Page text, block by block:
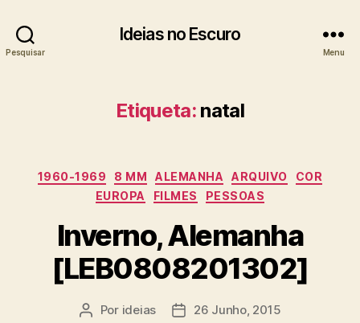
Pesquisar
Ideias no Escuro
Menu
Etiqueta: natal
Categorias
1960-1969 8 MM ALEMANHA ARQUIVO
COR
EUROPA
FILMES PESSOAS
Inverno, Alemanha
[LEB0808201302]
Autor
Por ideias
Data26 Junho, 2015